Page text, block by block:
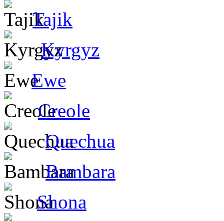
Tajik
Kyrgyz
Ewe
Creole
Quechua
Bambara
Shona